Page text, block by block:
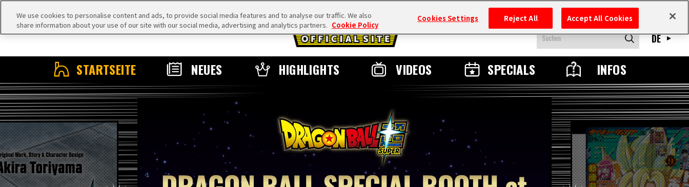
STARTSEITE NEUES HIGHLIGHTS VIDEOS SPECIALS INFOS
DE
We use cookies to personalise content and ads, to provide social media features and to analyse our traffic. We also
share information about your use of our site with our social media, advertising and analytics partners. Cookie Policy
Cookies Settings Reject All Accept All Cookies